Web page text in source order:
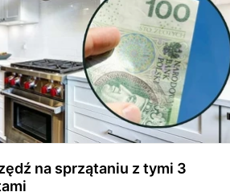
na sprzątaniu z tymi 3